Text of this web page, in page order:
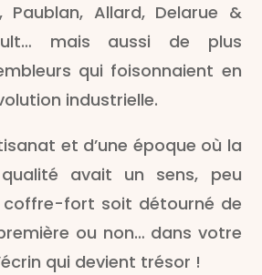
Paublan, Allard, Delarue &
mais aussi de plus
qui foisonnaient en
industrielle.
et d’une époque où la
avait un sens, peu
fort soit détourné de
ou non… dans votre
qui devient trésor !